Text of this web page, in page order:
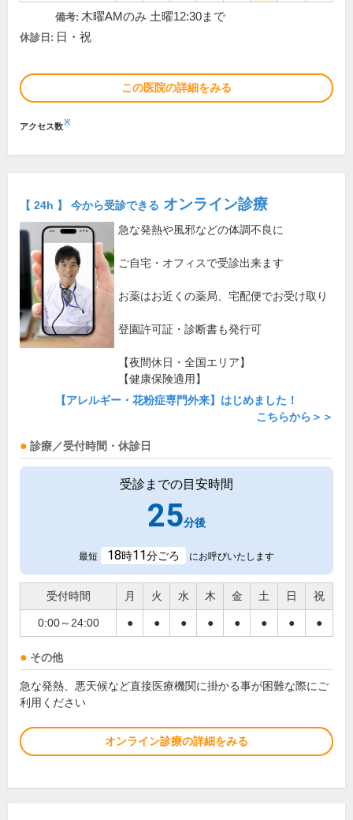
備考: 木曜AMのみ 土曜12:30まで
休診日: 日・祝
この医院の詳細をみる
アクセス数※
【 24h 】 今から受診できる オンライン診療
急な発熱や風邪などの体調不良に
ご自宅・オフィスで受診出来ます
お薬はお近くの薬局、宅配便でお受け取り
登園許可証・診断書も発行可
【夜間休日・全国エリア】
【健康保険適用】
【アレルギー・花粉症専門外来】はじめました！
こちらから＞＞
診療／受付時間・休診日
受診までの目安時間
25分後
最短 18時11分ごろ にお呼びいたします
受付時間 月 火 水 木 金 土 日 祝
0:00～24:00 ● ● ● ● ● ● ● ●
その他
急な発熱、悪天候など直接医療機関に掛かる事が困難な際にご
利用ください
オンライン診療の詳細をみる